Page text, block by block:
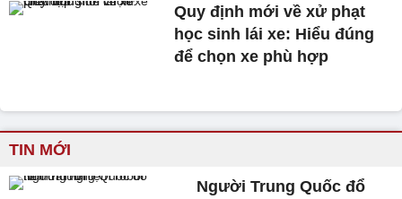
Quy định mới về xử phạt
học sinh lái xe: Hiểu đúng
để chọn xe phù hợp
TIN MỚI
Người Trung Quốc đổ